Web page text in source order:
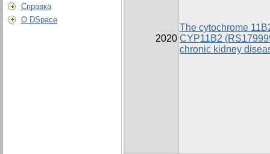
Справка
О DSpace
2020
The cytochrome
CYP11B2
chronic kidney